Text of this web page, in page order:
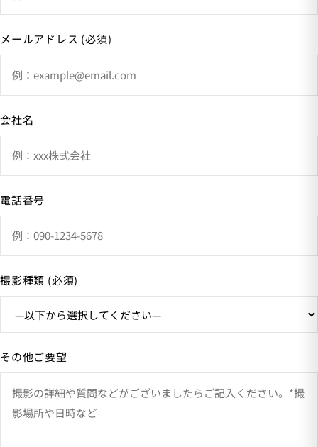
メールアドレス (必須)
会社名
電話番号
撮影種類 (必須)
その他ご要望